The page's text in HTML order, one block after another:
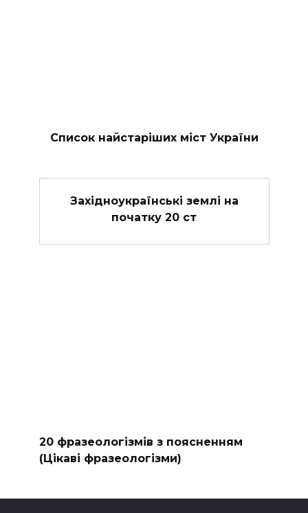
Список найстаріших міст України
Західноукраїнські землі на
початку 20 ст
20 фразеологізмів з поясненням
(Цікаві фразеологізми)